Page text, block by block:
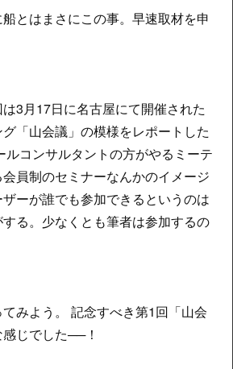
とはまさにこの事。早速取材を申
3月17日に名古屋にて開催された
「山会議」の模様をレポートした
ルコンサルタントの方がやるミーテ
員制のセミナーなんかのイメージ
ーが誰でも参加できるというのは
る。少なくとも筆者は参加するの
みよう。 記念すべき第1回「山会
じでした──！